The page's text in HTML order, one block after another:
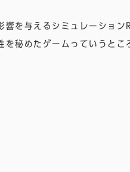
を与えるシミュレーション
秘めたゲームっていうとこ